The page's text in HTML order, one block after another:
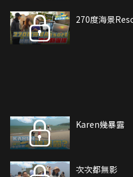
Karen幾暴露
次次都無影